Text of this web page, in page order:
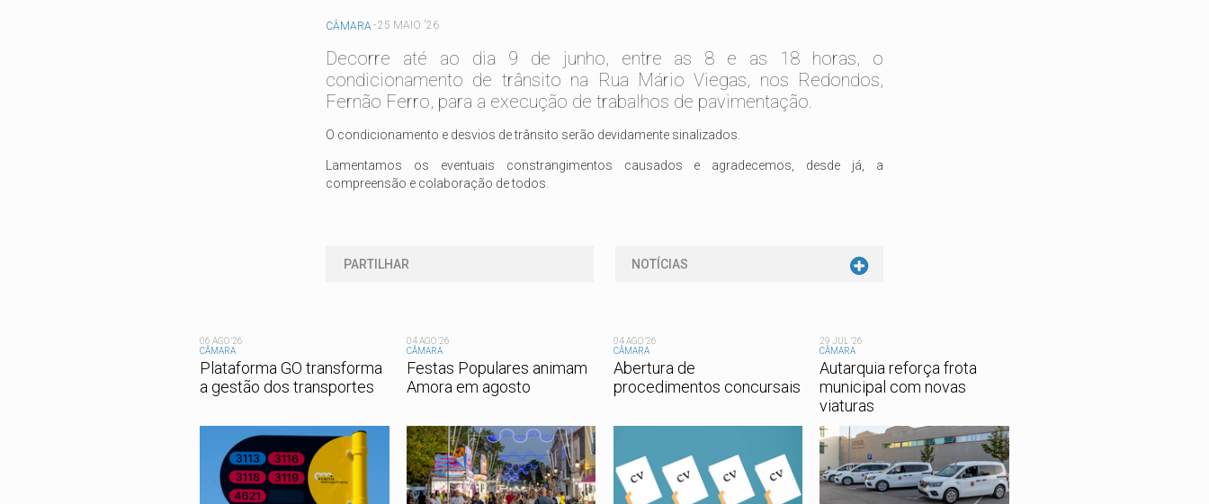
CÂMARA-25 MAIO '26
Decorre até ao dia 9 de junho, entre as 8 e as 18 horas, o
condicionamento de trânsito na Rua Mário Viegas, nos Redondos,
Fernão Ferro, para a execução de trabalhos de pavimentação.
O condicionamento e desvios de trânsito serão devidamente sinalizados.
Lamentamos os eventuais constrangimentos causados e agradecemos, desde já, a
compreensão e colaboração de todos.
PARTILHAR NOTÍCIAS
06 AGO '26
CÂMARA
Plataforma GO transforma
a gestão dos transportes
04 AGO '26
CÂMARA
Festas Populares animam
Amora em agosto
04 AGO '26
CÂMARA
Abertura de
procedimentos concursais
29 JUL '26
CÂMARA
Autarquia reforça frota
municipal com novas
viaturas